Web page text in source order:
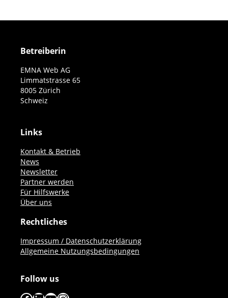
Betreiberin
EMNA Web AG
Limmatstrasse 65
8005 Zürich
Schweiz
Links
Kontakt & Betrieb
News
Newsletter
Partner werden
Für Hilfswerke
Über uns
Rechtliches
Impressum / Datenschutzerklärung
Allgemeine Nutzungsbedingungen
Follow us